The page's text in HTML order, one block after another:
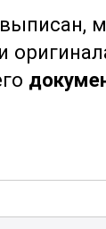
и
выписан,